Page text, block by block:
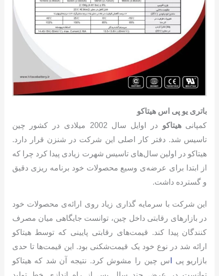
باتری یو پی اس هیتاکو
کمپانیهیتاکو
در اوایل سال 2002 میلادی در کشور چین
تاسیس شد. دفتر کار اصلی این شرکت در شنزن قرار دارد.
هیتاکو در اولین سال‌های تاسیس شهرت زیادی پیدا کرد چرا که
از ابتدا برای عرضه‌ی وسیع محصولات خود برنامه ریزی دقیق
و گسترده داشت.
این شرکت با سرمایه گذاری زیاد روی ارائه‌ی محصولات خود
در بازارهای رقابتی داخل چین، توانست جایگاهی میان مصرف
‌کنندگان پیدا کند. قیمت‌های رقابتی پایینی که توسط هیتاکو
ارائه شد در نوع خود یک قیمت‌شکنی بود. این قیمت‌ها تا حدی
بازاریو پی
س چین را مشوش کرد. نتیجه آن شد که هیتاکو